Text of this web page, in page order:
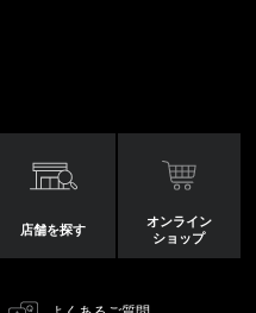
店舗を探す
オンライン
ショップ